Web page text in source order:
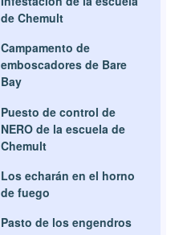
de Chemult
Campamento de
emboscadores de Bare
Bay
Puesto de control de
NERO de la escuela de
Chemult
Los echarán en el horno
de fuego
Pasto de los engendros